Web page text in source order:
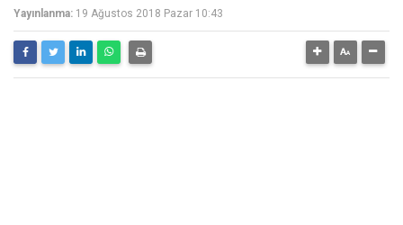
Yayınlanma: 19 Ağustos 2018 Pazar 10:43